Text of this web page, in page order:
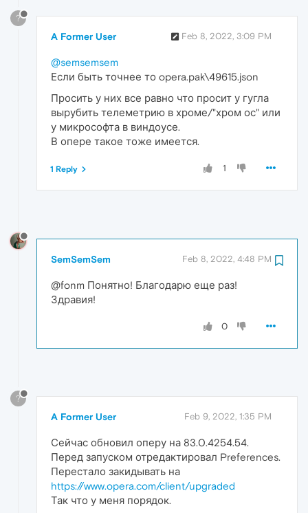
?
A Former User Feb 8, 2022, 3:09 PM
@semsemsem
Если быть точнее то opera.pak\49615.json
Просить у них все равно что просит у гугла
вырубить телеметрию в хроме/"хром ос" или
у микрософта в виндоусе.
В опере такое тоже имеется.
1
1 Reply
SemSemSem Feb 8, 2022, 4:48 PM
@fonm Понятно! Благодарю еще раз!
Здравия!
0
?
A Former User Feb 9, 2022, 1:35 PM
Сейчас обновил оперу на 83.0.4254.54.
Перед запуском отредактировал Preferences.
Перестало закидывать на
https://www.opera.com/client/upgraded
Так что у меня порядок.